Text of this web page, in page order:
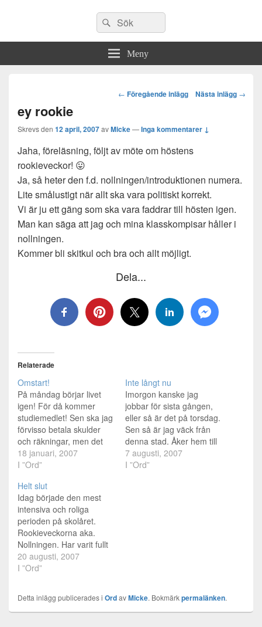
Sök
efter:
Sök
Meny
Post
← Föregående inlägg Nästa inlägg →
ey rookie
Skrevs den 12 april, 2007avMicke—Inga kommentarer ↓
Jaha, föreläsning, följt av möte om höstens
rookieveckor! 😛
Ja, så heter den f.d. nollningen/introduktionen numera.
Lite smålustigt när allt ska vara politiskt korrekt.
Vi är ju ett gäng som ska vara faddrar till hösten igen.
Man kan säga att jag och mina klasskompisar håller i
nollningen.
Kommer bli skitkul och bra och allt möjligt.
Dela...
Relaterade
Omstart!
På måndag börjar livet
igen! För då kommer
studiemedlet! Sen ska jag
förvisso betala skulder
och räkningar, men det
gör inget, för jag kommer
ha pengar igen. Lagom
kommer jag inte ha råd
att gå på smygpremiären
på lördag på kåren, men
jag ska ju på fest…
18 januari, 2007
I ”Ord”
Inte långt nu
Imorgon kanske jag
jobbar för sista gången,
eller så är det på torsdag.
Sen så är jag väck från
denna stad. Åker hem till
mitt hem! Där jag ska fixa
iordning och få jättefint,
7 augusti, 2007
I ”Ord”
Helt slut
Idag började den mest
intensiva och roliga
perioden på skolåret.
Rookieveckorna aka.
Nollningen. Har varit fullt
upp hela dagen, med
saker som ska fixas,
som tur är gått ganska
bra. Vilket är väldigt
20 augusti, 2007
I ”Ord”
Detta inlägg publicerades i OrdavMicke. Bokmärkpermalänken.